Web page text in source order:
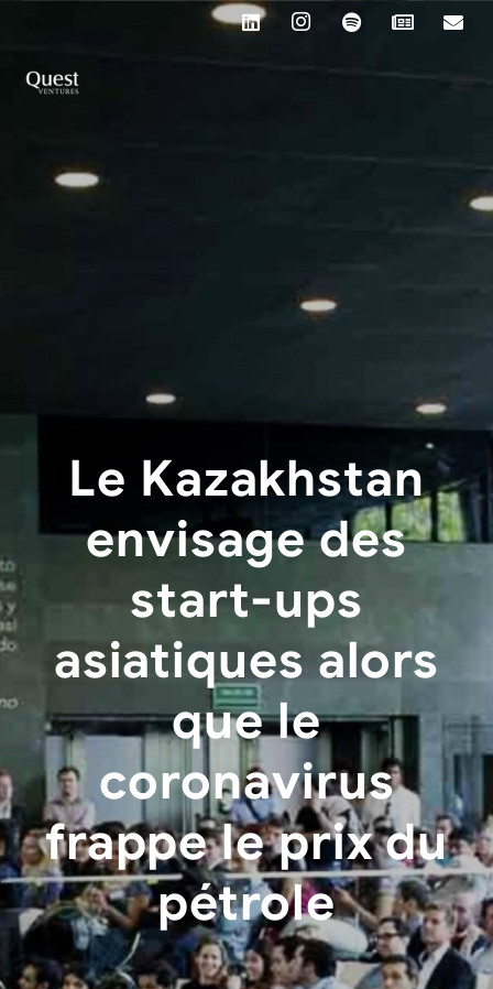
Le Kazakhstan
envisage des
start-ups
asiatiques alors
que le
coronavirus
frappe le prix du
pétrole